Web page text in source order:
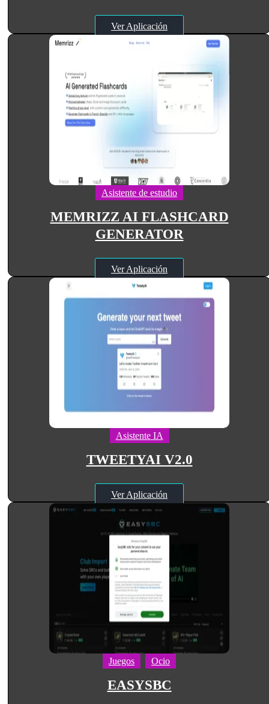
Ver Aplicación
Asistente de estudio
MEMRIZZ AI FLASHCARD
GENERATOR
Ver Aplicación
Asistente IA
TWEETYAI V2.0
Ver Aplicación
Juegos Ocio
EASYSBC